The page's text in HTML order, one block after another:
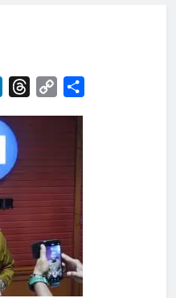
LinkedInThreads
Copy